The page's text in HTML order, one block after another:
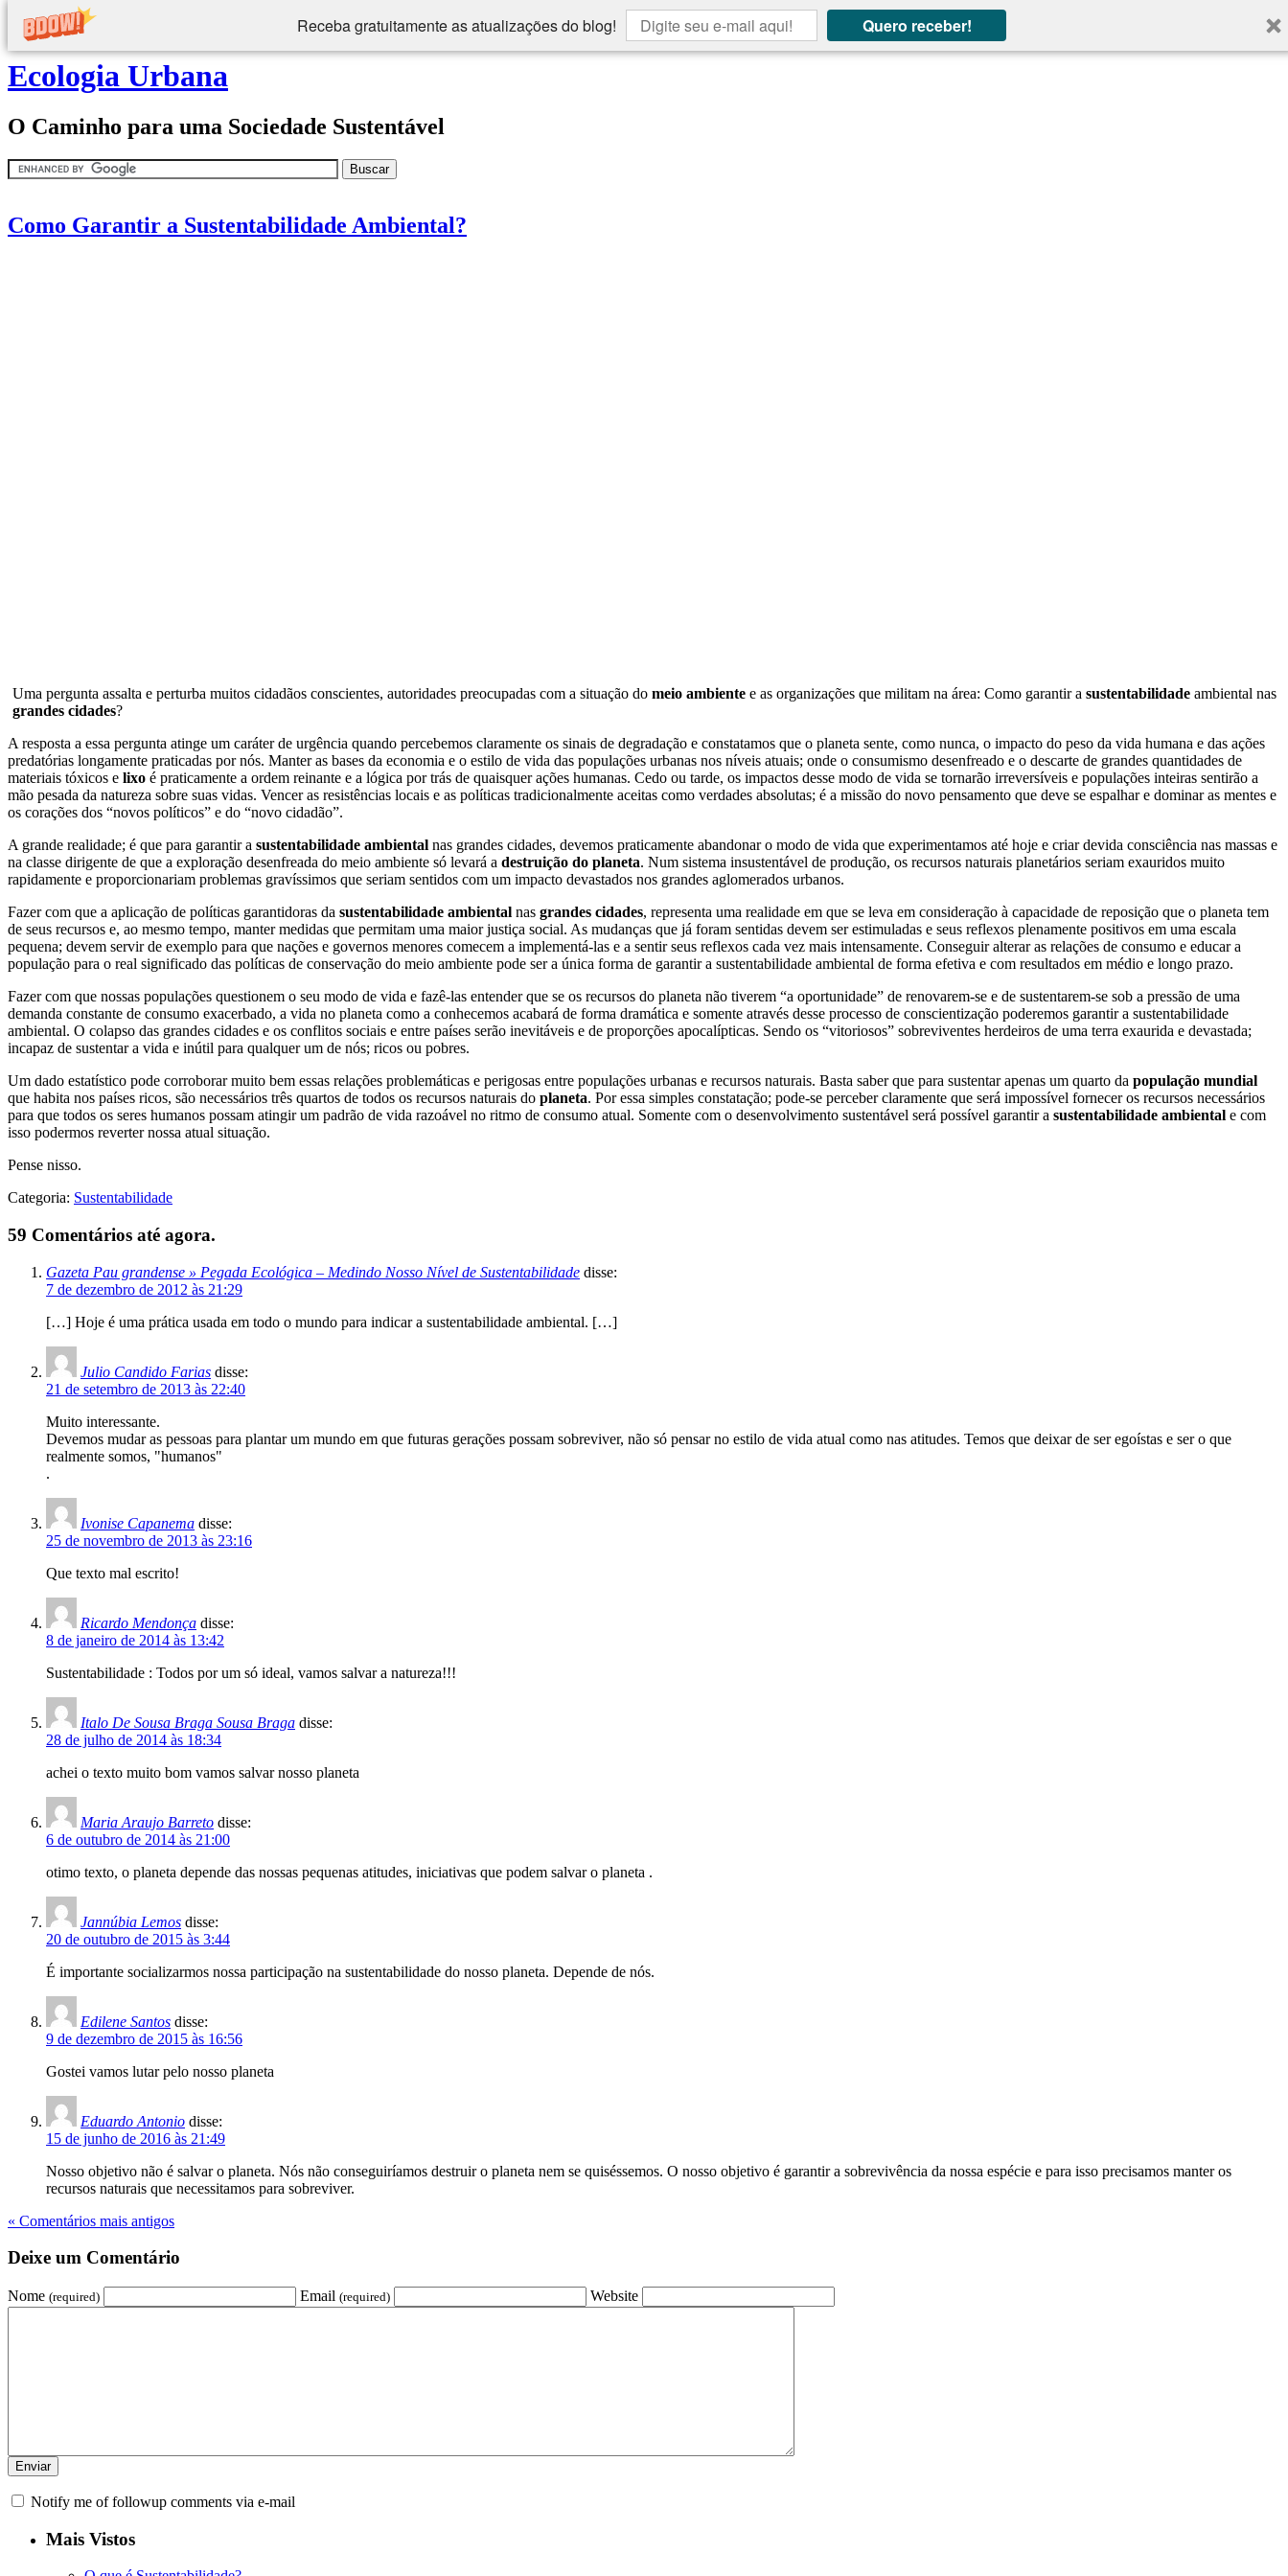
Receba gratuitamente as atualizações do blog! Quero receber!
Ecologia Urbana
O Caminho para uma Sociedade Sustentável
Como Garantir a Sustentabilidade Ambiental?
Uma pergunta assalta e perturba muitos cidadãos conscientes, autoridades preocupadas com a situação do meio ambiente e as organizações que militam na área: Como garantir a sustentabilidade ambiental nas
grandes cidades?
A resposta a essa pergunta atinge um caráter de urgência quando percebemos claramente os sinais de degradação e constatamos que o planeta sente, como nunca, o impacto do peso da vida humana e das ações
predatórias longamente praticadas por nós. Manter as bases da economia e o estilo de vida das populações urbanas nos níveis atuais; onde o consumismo desenfreado e o descarte de grandes quantidades de
materiais tóxicos e lixo é praticamente a ordem reinante e a lógica por trás de quaisquer ações humanas. Cedo ou tarde, os impactos desse modo de vida se tornarão irreversíveis e populações inteiras sentirão a
mão pesada da natureza sobre suas vidas. Vencer as resistências locais e as políticas tradicionalmente aceitas como verdades absolutas; é a missão do novo pensamento que deve se espalhar e dominar as mentes e
os corações dos “novos políticos” e do “novo cidadão”.
A grande realidade; é que para garantir a sustentabilidade ambiental nas grandes cidades, devemos praticamente abandonar o modo de vida que experimentamos até hoje e criar devida consciência nas massas e
na classe dirigente de que a exploração desenfreada do meio ambiente só levará a destruição do planeta. Num sistema insustentável de produção, os recursos naturais planetários seriam exauridos muito
rapidamente e proporcionariam problemas gravíssimos que seriam sentidos com um impacto devastados nos grandes aglomerados urbanos.
Fazer com que a aplicação de políticas garantidoras da sustentabilidade ambiental nas grandes cidades, representa uma realidade em que se leva em consideração à capacidade de reposição que o planeta tem
de seus recursos e, ao mesmo tempo, manter medidas que permitam uma maior justiça social. As mudanças que já foram sentidas devem ser estimuladas e seus reflexos plenamente positivos em uma escala
pequena; devem servir de exemplo para que nações e governos menores comecem a implementá-las e a sentir seus reflexos cada vez mais intensamente. Conseguir alterar as relações de consumo e educar a
população para o real significado das políticas de conservação do meio ambiente pode ser a única forma de garantir a sustentabilidade ambiental de forma efetiva e com resultados em médio e longo prazo.
Fazer com que nossas populações questionem o seu modo de vida e fazê-las entender que se os recursos do planeta não tiverem “a oportunidade” de renovarem-se e de sustentarem-se sob a pressão de uma
demanda constante de consumo exacerbado, a vida no planeta como a conhecemos acabará de forma dramática e somente através desse processo de conscientização poderemos garantir a sustentabilidade
ambiental. O colapso das grandes cidades e os conflitos sociais e entre países serão inevitáveis e de proporções apocalípticas. Sendo os “vitoriosos” sobreviventes herdeiros de uma terra exaurida e devastada;
incapaz de sustentar a vida e inútil para qualquer um de nós; ricos ou pobres.
Um dado estatístico pode corroborar muito bem essas relações problemáticas e perigosas entre populações urbanas e recursos naturais. Basta saber que para sustentar apenas um quarto da população mundial
que habita nos países ricos, são necessários três quartos de todos os recursos naturais do planeta. Por essa simples constatação; pode-se perceber claramente que será impossível fornecer os recursos necessários
para que todos os seres humanos possam atingir um padrão de vida razoável no ritmo de consumo atual. Somente com o desenvolvimento sustentável será possível garantir a sustentabilidade ambiental e com
isso podermos reverter nossa atual situação.
Pense nisso.
Categoria: Sustentabilidade
59 Comentários até agora.
Gazeta Pau grandense » Pegada Ecológica – Medindo Nosso Nível de Sustentabilidade disse:
7 de dezembro de 2012 às 21:29
[…] Hoje é uma prática usada em todo o mundo para indicar a sustentabilidade ambiental. […]
Julio Candido Farias disse:
21 de setembro de 2013 às 22:40
Muito interessante.
Devemos mudar as pessoas para plantar um mundo em que futuras gerações possam sobreviver, não só pensar no estilo de vida atual como nas atitudes. Temos que deixar de ser egoístas e ser o que
realmente somos, "humanos"
.
Ivonise Capanema disse:
25 de novembro de 2013 às 23:16
Que texto mal escrito!
Ricardo Mendonça disse:
8 de janeiro de 2014 às 13:42
Sustentabilidade : Todos por um só ideal, vamos salvar a natureza!!!
Italo De Sousa Braga Sousa Braga disse:
28 de julho de 2014 às 18:34
achei o texto muito bom vamos salvar nosso planeta
Maria Araujo Barreto disse:
6 de outubro de 2014 às 21:00
otimo texto, o planeta depende das nossas pequenas atitudes, iniciativas que podem salvar o planeta .
Jannúbia Lemos disse:
20 de outubro de 2015 às 3:44
É importante socializarmos nossa participação na sustentabilidade do nosso planeta. Depende de nós.
Edilene Santos disse:
9 de dezembro de 2015 às 16:56
Gostei vamos lutar pelo nosso planeta
Eduardo Antonio disse:
15 de junho de 2016 às 21:49
Nosso objetivo não é salvar o planeta. Nós não conseguiríamos destruir o planeta nem se quiséssemos. O nosso objetivo é garantir a sobrevivência da nossa espécie e para isso precisamos manter os
recursos naturais que necessitamos para sobreviver.
« Comentários mais antigos
Deixe um Comentário
Nome (required) Email (required) Website
Notify me of followup comments via e-mail
Mais Vistos